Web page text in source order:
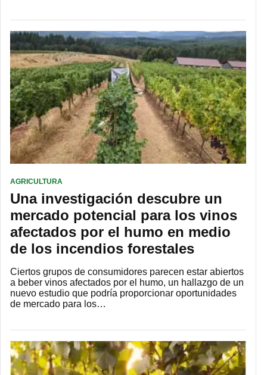
AGRICULTURA
Una investigación descubre un
mercado potencial para los vinos
afectados por el humo en medio
de los incendios forestales
Ciertos grupos de consumidores parecen estar abiertos
a beber vinos afectados por el humo, un hallazgo de un
nuevo estudio que podría proporcionar oportunidades
de mercado para los…